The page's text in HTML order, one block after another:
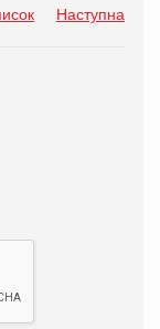
Наступна